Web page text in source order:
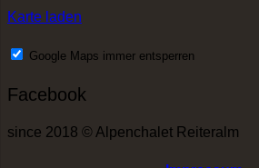
Karte laden
Google Maps immer entsperren
Facebook
since 2018 © Alpenchalet Reiteralm